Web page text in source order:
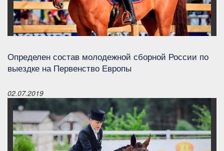
Определен состав молодежной сборной России по
выездке на Первенство Европы
02.07.2019